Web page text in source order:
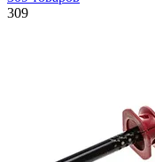
309